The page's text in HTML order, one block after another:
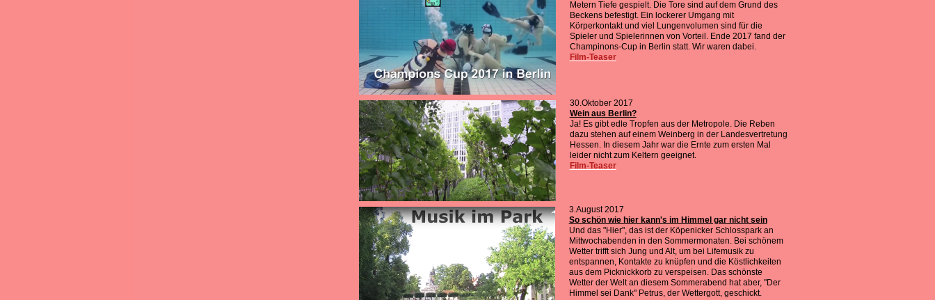
Metern Tiefe gespielt. Die Tore sind auf dem Grund des
Beckens befestigt. Ein lockerer Umgang mit
Körperkontakt und viel Lungenvolumen sind für die
Spieler und Spielerinnen von Vorteil. Ende 2017 fand der
Champinons-Cup in Berlin statt. Wir waren dabei.
Film-Teaser
30.Oktober 2017
Wein aus Berlin?
Ja! Es gibt edle Tropfen aus der Metropole. Die Reben
dazu stehen auf einem Weinberg in der Landesvertretung
Hessen. In diesem Jahr war die Ernte zum ersten Mal
leider nicht zum Keltern geeignet.
Film-Teaser
3.August 2017
So schön wie hier kann's im Himmel gar nicht sein
Und das "Hier", das ist der Köpenicker Schlosspark an
Mittwochabenden in den Sommermonaten. Bei schönem
Wetter trifft sich Jung und Alt, um bei Lifemusik zu
entspannen, Kontakte zu knüpfen und die Köstlichkeiten
aus dem Picknickkorb zu verspeisen. Das schönste
Wetter der Welt an diesem Sommerabend hat aber, "Der
Himmel sei Dank" Petrus, der Wettergott, geschickt.